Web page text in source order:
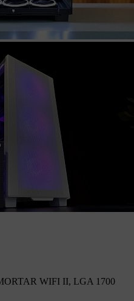
WIFI II, LGA 1700